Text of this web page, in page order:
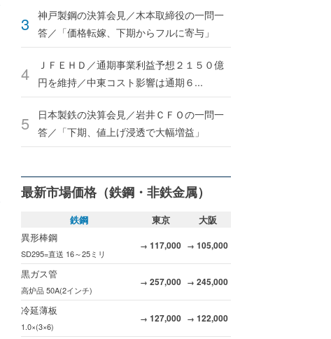
神戸製鋼の決算会見／木本取締役の一問一
答／「価格転嫁、下期からフルに寄与」
ＪＦＥＨＤ／通期事業利益予想２１５０億
円を維持／中東コスト影響は通期６...
日本製鉄の決算会見／岩井ＣＦＯの一問一
答／「下期、値上げ浸透で大幅増益」
最新市場価格（鉄鋼・非鉄金属）
鉄鋼 東京
大阪
異形棒鋼
SD295=直送 16～25ミリ
→ 117,000 → 105,000
黒ガス管
高炉品 50A(2インチ)
→ 257,000 → 245,000
冷延薄板
1.0×(3×6)
→ 127,000 → 122,000